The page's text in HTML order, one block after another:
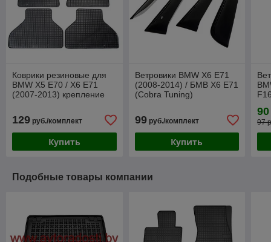
Коврики резиновые для
BMW X5 E70 / X6 E71
(2007-2013) крепление
(Gumárny Zubří)
129 руб./комплект
Купить
Ветровики BMW X6 E71
(2008-2014) / БМВ Х6 Е71
(Cobra Tuning)
99руб./комплект
Купить
90
97
Подобные товары компании